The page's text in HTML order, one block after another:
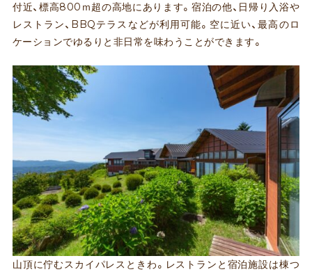
付近、標高800ｍ超の高地にあります。宿泊の他、日帰り入浴や
レストラン、BBQテラスなどが利用可能。空に近い、最高のロ
ケーションでゆるりと非日常を味わうことができます。
山頂に佇むスカイパレスときわ。レストランと宿泊施設は棟つ